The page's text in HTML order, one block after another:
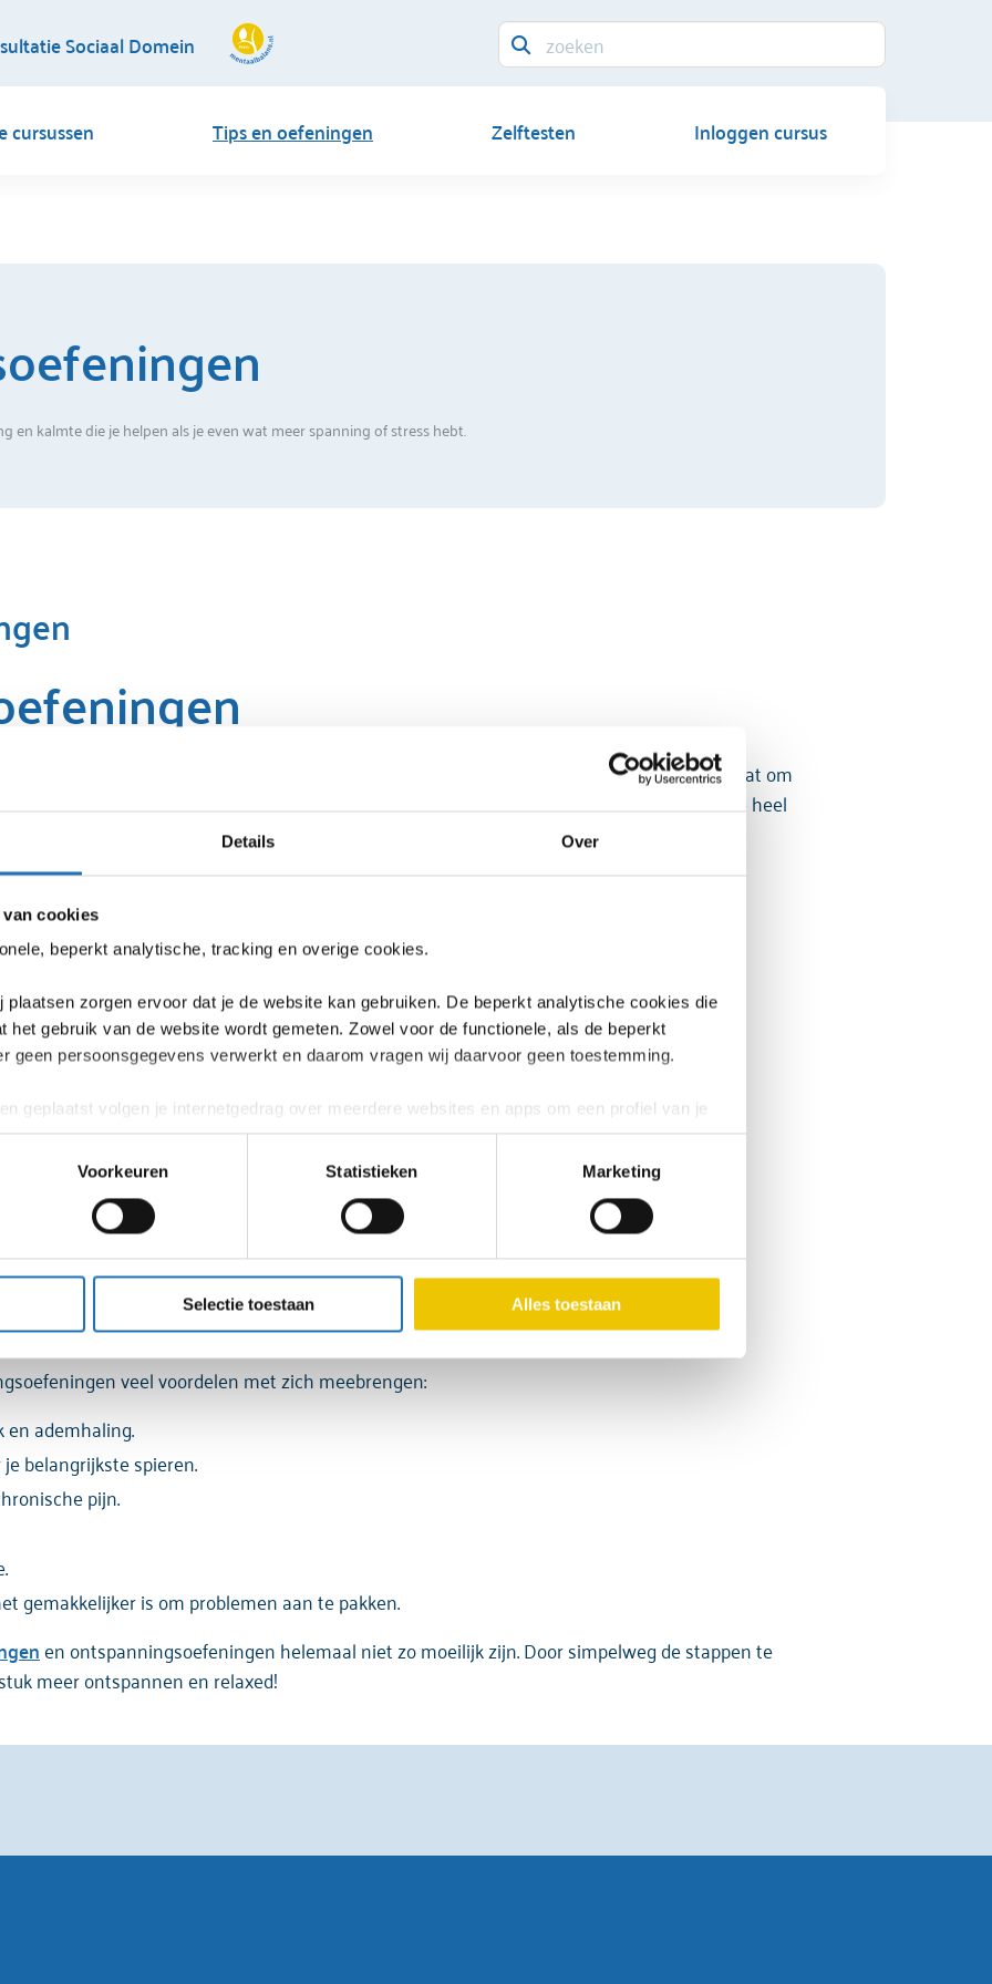
Details Over
cookies
beperkt analytische, tracking en overige cookies.
plaatsen zorgen ervoor dat je de website kan gebruiken. De beperkt analytische cookies die
het gebruik van de website wordt gemeten. Zowel voor de functionele, als de beperkt
geen persoonsgegevens verwerkt en daarom vragen wij daarvoor geen toestemming.
geplaatst volgen je internetgedrag over meerdere websites en apps om een profiel van je
je gepersonaliseerde advertenties en content te zien krijgt. Ook worden overige cookies
de video's. Wij delen deze persoonsgegevens (Je IP-adres, browsergegevens, type
(Google, Meta, Hotjar, Mouseflow, Youtube en Vimeo). Wanneer je dat niet wilt, kun je
wijzigen via de zwevende knop die altijd linksonder in beeld is.
Voorkeuren Statistieken Marketing
Selectie toestaan Alles toestaan
Sociaal Domein
cursussen Tips en oefeningen Zelftesten Inloggen cursus
en kalmte die je helpen als je even wat meer spanning of stress hebt.
op een natuurlijke manier de ontspanning te vinden. Je bent als mens vaak prima in staat om
controle over je lichaam en geest terug te krijgen. Ontspanningstechnieken zijn daarmee heel
stress hebt.
veel voordelen met zich meebrengen:
ademhaling.
belangrijkste spieren.
pijn.
gemakkelijker is om problemen aan te pakken.
en ontspanningsoefeningen helemaal niet zo moeilijk zijn. Door simpelweg de stappen te
meer ontspannen en relaxed!